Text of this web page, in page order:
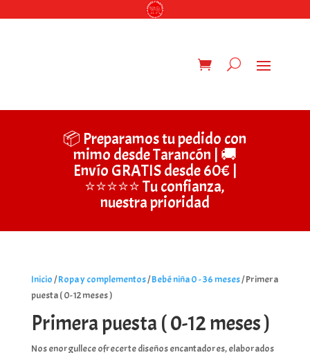
📦 Preparamos tu pedido con
mimo desde Tarancón | 🚚
Envío GRATIS desde 60€ |
⭐⭐⭐⭐⭐ Tu confianza,
nuestra prioridad
Inicio/Ropa y complementos/Bebé niña 0 - 36 meses/ Primera
puesta ( 0-12 meses )
Primera puesta ( 0-12 meses )
Nos enorgullece ofrecerte diseños encantadores, elaborados